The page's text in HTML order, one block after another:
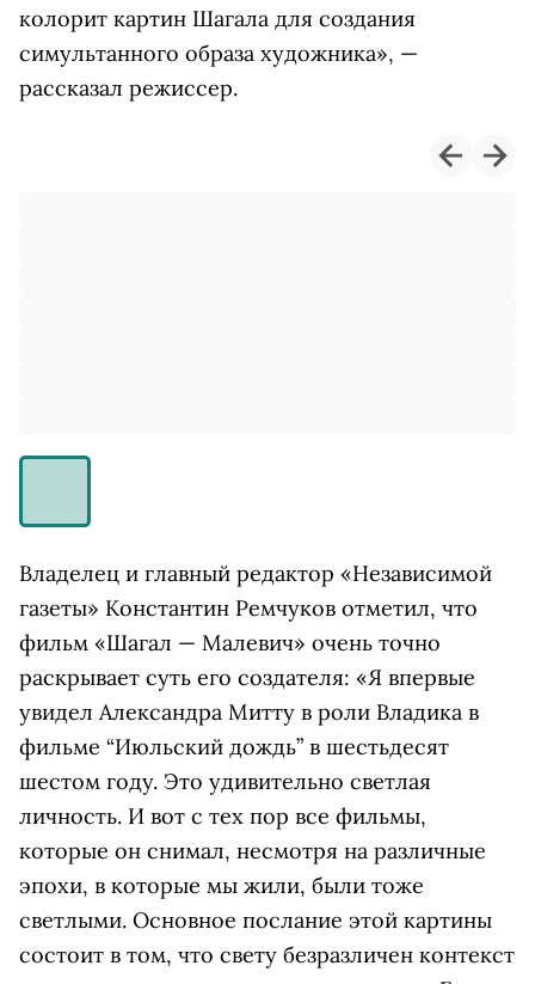
колорит картин Шагала для создания
симультанного образа художника», —
рассказал режиссер.
Владелец и главный редактор «Независимой
газеты» Константин Ремчуков отметил, что
фильм «Шагал — Малевич» очень точно
раскрывает суть его создателя: «Я впервые
увидел Александра Митту в роли Владика в
фильме “Июльский дождь” в шестьдесят
шестом году. Это удивительно светлая
личность. И вот с тех пор все фильмы,
которые он снимал, несмотря на различные
эпохи, в которые мы жили, были тоже
светлыми. Основное послание этой картины
состоит в том, что свету безразличен контекст